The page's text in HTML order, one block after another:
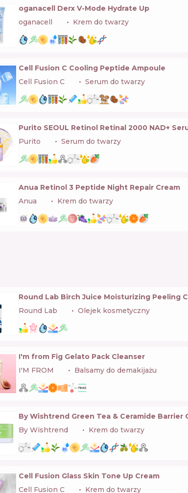
oganacell Derx V-Mode Hydrate Up
oganacell
Krem do twarzy
Cell Fusion C Cooling Peptide Ampoule
Cell Fusion C
Serum do twarzy
Purito SEOUL Retinol Retinal 2000 NAD+
Purito
Serum do twarzy
Anua Retinol 3 Peptide Night Repair Cream
Anua
Krem do twarzy
Round Lab Birch Juice Moisturizing Peeling
Round Lab
Olejek kosmetyczny
I'm from Fig Gelato Pack Cleanser
I'M FROM
Balsamy do demakijażu
By Wishtrend Green Tea & Ceramide Barrier
By Wishtrend
Krem do twarzy
Cell Fusion Glass Skin Tone Up Cream
Cell Fusion C
Krem do twarzy